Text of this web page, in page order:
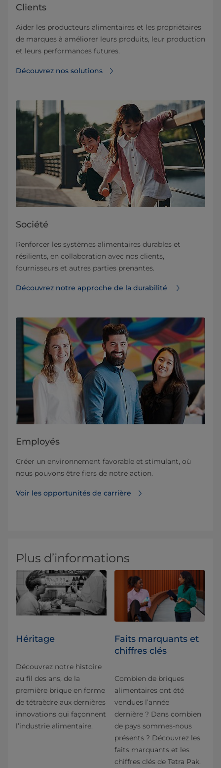
Clients
Aider les producteurs alimentaires et les propriétaires
de marques à améliorer leurs produits, leur production
et leurs performances futures.
Découvrez nos solutions
Société
Renforcer les systèmes alimentaires durables et
résilients, en collaboration avec nos clients,
fournisseurs et autres parties prenantes.
Découvrez notre approche de la durabilité
Employés
Créer un environnement favorable et stimulant, où
nous pouvons être fiers de notre action.
Voir les opportunités de carrière
Plus d’informations
Héritage
Découvrez notre histoire
au fil des ans, de la
première brique en forme
de tétraèdre aux dernières
innovations qui façonnent
l’industrie alimentaire.
Faits marquants et
chiffres clés
Combien de briques
alimentaires ont été
vendues l’année
dernière ? Dans combien
de pays sommes-nous
présents ? Découvrez les
faits marquants et les
chiffres clés de Tetra Pak.